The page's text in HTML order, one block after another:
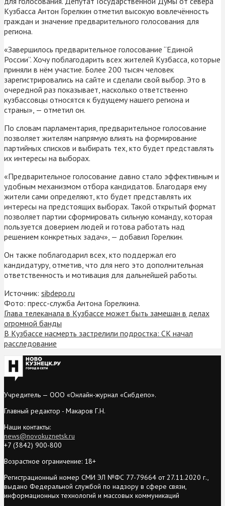
Кузбасса Антон Горелкин отметил высокую вовлечённость
граждан и значение предварительного голосования для
региона.
«Завершилось предварительное голосование “Единой
России”. Хочу поблагодарить всех жителей Кузбасса, которые
приняли в нём участие. Более 200 тысяч человек
зарегистрировались на сайте и сделали свой выбор. Это в
очередной раз показывает, насколько ответственно
кузбассовцы относятся к будущему нашего региона и
страны», — отметил он.
По словам парламентария, предварительное голосование
позволяет жителям напрямую влиять на формирование
партийных списков и выбирать тех, кто будет представлять
их интересы на выборах.
«Предварительное голосование давно стало эффективным и
удобным механизмом отбора кандидатов. Благодаря ему
жители сами определяют, кто будет представлять их
интересы на предстоящих выборах. Такой открытый формат
позволяет партии сформировать сильную команду, которая
пользуется доверием людей и готова работать над
решением конкретных задач», — добавил Горелкин.
Он также поблагодарил всех, кто поддержал его
кандидатуру, отметив, что для него это дополнительная
ответственность и мотивация для дальнейшей работы.
Источник: sibdepo.ru
Фото: пресс-служба Антона Горелкина.
Глава телеканала в Кузбассе может быть замешан в делах
огромной банды
В Кузбассе насмерть застрелили подростка: СК начал
расследование
Учредитель — ООО «Онлайн-журнал «Сибдепо».
Главный редактор - Макаров Г.Н.
Наши контакты:
news@novokuznetsk.ru
+7 (3842) 900-800
Возрастное ограничение: 18+
Регистрационный номер СМИ ЭЛ №ФС 77-79664 от 27.11.2020 г.,
выдано Федеральной службой по надзору в сфере связи,
информационных технологий и массовых коммуникаций